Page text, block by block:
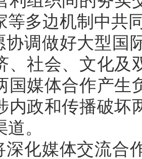
等多边机制中共
协调做好大型国
、社会、文化及
国媒体合作产生
内政和传播破坏
。
深化媒体交流合